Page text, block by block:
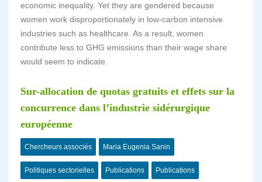
economic inequality. Yet they are gendered because
women work disproportionately in low-carbon intensive
industries such as healthcare. As a result, women
contribute less to GHG emissions than their wage share
would seem to indicate.
Sur-allocation de quotas gratuits et effets sur la
concurrence dans l’industrie sidérurgique
européenne
Chercheurs associés Maria Eugenia Sanin
Politiques sectorielles Publications Publications